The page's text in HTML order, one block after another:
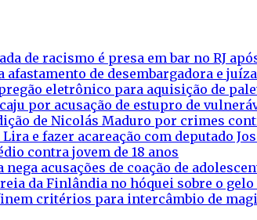
de racismo é presa em bar no RJ
de desembargadora e
eletrônico para aquisição de
por acusação de estupro de
de Nicolás Maduro por crimes
e fazer acareação com deputado
contra jovem de 18 anos
nega acusações de coação de
da Finlândia no hóquei sobre o
critérios para intercâmbio de